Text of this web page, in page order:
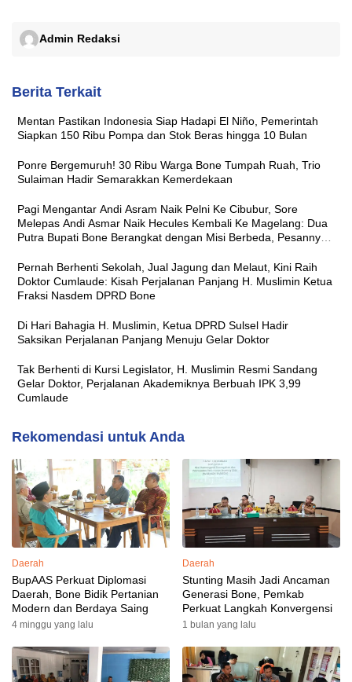
Admin Redaksi
Berita Terkait
Mentan Pastikan Indonesia Siap Hadapi El Niño, Pemerintah
Siapkan 150 Ribu Pompa dan Stok Beras hingga 10 Bulan
Ponre Bergemuruh! 30 Ribu Warga Bone Tumpah Ruah, Trio
Sulaiman Hadir Semarakkan Kemerdekaan
Pagi Mengantar Andi Asram Naik Pelni Ke Cibubur, Sore
Melepas Andi Asmar Naik Hecules Kembali Ke Magelang: Dua
Putra Bupati Bone Berangkat dengan Misi Berbeda, Pesannya
Pernah Berhenti Sekolah, Jual Jagung dan Melaut, Kini Raih
Doktor Cumlaude: Kisah Perjalanan Panjang H. Muslimin Ketua
Fraksi Nasdem DPRD Bone
Di Hari Bahagia H. Muslimin, Ketua DPRD Sulsel Hadir
Saksikan Perjalanan Panjang Menuju Gelar Doktor
Tak Berhenti di Kursi Legislator, H. Muslimin Resmi Sandang
Gelar Doktor, Perjalanan Akademiknya Berbuah IPK 3,99
Cumlaude
Rekomendasi untuk Anda
Daerah
BupAAS Perkuat Diplomasi
Daerah, Bone Bidik Pertanian
Modern dan Berdaya Saing
4 minggu yang lalu
Daerah
Stunting Masih Jadi Ancaman
Generasi Bone, Pemkab
Perkuat Langkah Konvergensi
1 bulan yang lalu